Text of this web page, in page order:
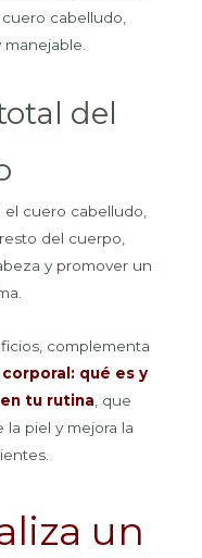
cabelludo,
del
cuero cabelludo,
del cuerpo,
y promover un
complementa
qué es y
tu rutina , que
la piel y mejora la
un